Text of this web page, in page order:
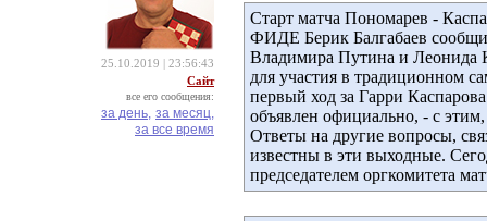
25.10.2019 | 23:56:43
Сайт
все его сообщения:
за день, за месяц,
за все время
Старт матча Пономарев -
ФИДЕ Берик Балгабаев
Владимира Путина и Леонида
для участия в традиционном
первый ход за Гарри
объявлен официально, - с
Ответы на другие вопросы,
известны в эти выходные.
председателем оргкомитета